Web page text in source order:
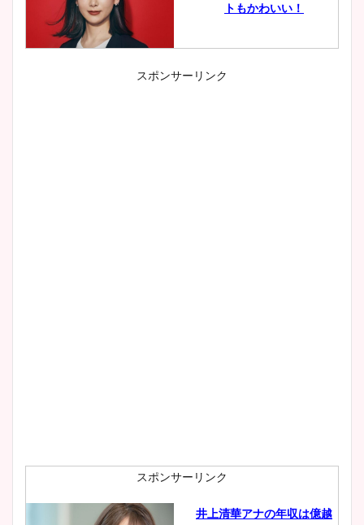
トもかわいい！
小室瑛莉子のカップ画像まと
肉も凄い！
スポンサーリンク
スポンサーリンク
井上清華アナの年収は億越